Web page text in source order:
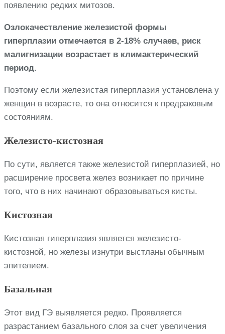
появлению редких митозов.
Озлокачествление железистой формы
гиперплазии отмечается в 2-18% случаев, риск
малигнизации возрастает в климактерический
период.
Поэтому если железистая гиперплазия установлена у
женщин в возрасте, то она относится к предраковым
состояниям.
Железисто-кистозная
По сути, является также железистой гиперплазией, но
расширение просвета желез возникает по причине
того, что в них начинают образовываться кисты.
Кистозная
Кистозная гиперплазия является железисто-
кистозной, но железы изнутри выстланы обычным
эпителием.
Базальная
Этот вид ГЭ выявляется редко. Проявляется
разрастанием базального слоя за счет увеличения